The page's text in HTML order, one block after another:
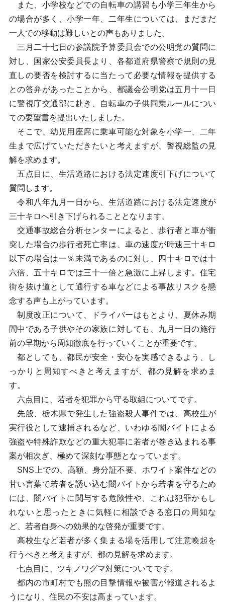
また、小学校などでの自転車の講習も小学三年生から
の場合が多く、小学一年、二年生については、まだまだ
一人での移動は難しいとの声もありました。
三月二十七日の参議院予算委員会での公明党の質問に
対し、国家公安委員長より、各都道府県警察で規則の見
直しの要否を検討するに当たって必要な情報を提供する
との答弁があったことから、都議会公明党は五月十一日
に警視庁交通部に赴き、自転車の子供同乗ルールについ
ての要望書を提出いたしました。
そこで、幼児用座席に乗車可能な対象を小学一、二年
生まで広げていただきたいと考えますが、警視総監の見
解を求めます。
五点目に、生活道路における法定速度引下げについて
質問します。
令和八年九月一日から、生活道路における法定速度が
三十キロへ引き下げられることとなります。
交通事故総合分析センターによると、歩行者と車が衝
突した場合の歩行者死亡率は、車の速度が時速三十キロ
以下の場合は一％未満であるのに対し、四十キロでは十
六倍、五十キロでは三十一倍と急激に上昇します。住宅
街を抜け道として通行する車などによる事故リスクを懸
念する声も上がっています。
制度改正について、ドライバーはもとより、夏休み期
間中である子供やその家族に対しても、九月一日の施行
前の早期から周知徹底を行っていくことが重要です。
都としても、都民が安全・安心を実感できるよう、し
っかりと周知すべきと考えますが、都の見解を求めま
す。
六点目に、若者を犯罪から守る取組についてです。
先般、栃木県で発生した強盗殺人事件では、高校生が
実行役として逮捕されるなど、いわゆる闇バイトによる
強盗や特殊詐欺などの重大犯罪に若者が巻き込まれる事
案が相次ぎ、極めて深刻な事態となっています。
SNS上での、高額、身分証不要、ホワイト案件などの
甘い言葉で若者を誘い込む闇バイトから若者を守るため
には、闇バイトに関与する危険性や、これは犯罪かもし
れないと思ったときに気軽に相談できる窓口の周知な
ど、若者自身への効果的な啓発が重要です。
高校生など若者が多く集まる場を活用して注意喚起を
行うべきと考えますが、都の見解を求めます。
七点目に、ツキノワグマ対策についてです。
都内の市町村でも熊の目撃情報や被害が報道されるよ
うになり、住民の不安は高まっています。